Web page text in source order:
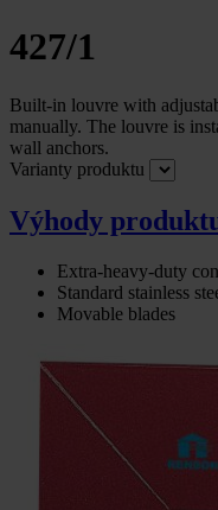
427/1
Built-in louvre with
manually. The louvre is
wall anchors.
Varianty produktu
Výhody
Extra-heavy-duty
Standard stainless
Movable blades